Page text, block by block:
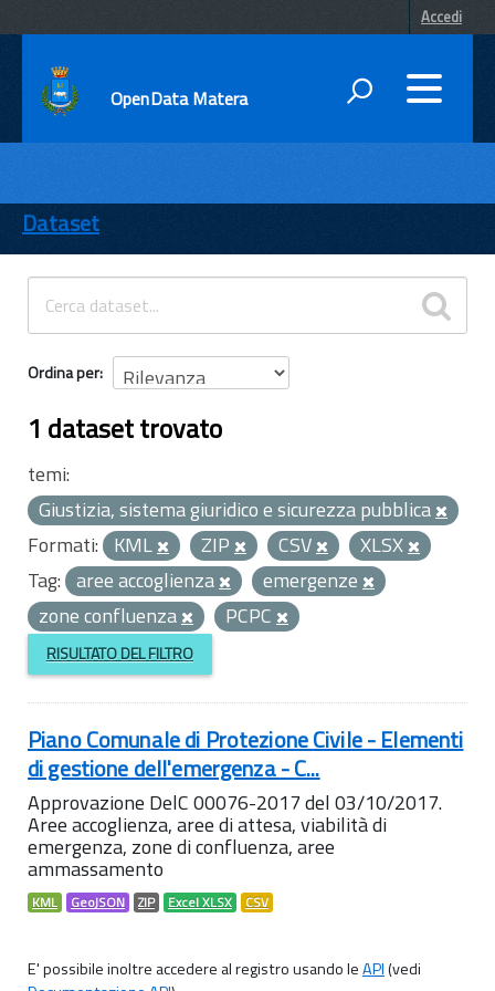
Accedi
OpenData Matera
ENTI
TEMI
INFORMAZIONI
Dataset
Ordina per
1 dataset trovato
temi:
Giustizia, sistema giuridico e sicurezza pubblica
Formati: KML ZIP CSV
XLSX
Tag: aree accoglienza
emergenze
zone confluenza
PCPC
RISULTATO DEL FILTRO
Piano Comunale di Protezione Civile - Elementi
di gestione dell'emergenza - C...
Approvazione DelC 00076-2017 del 03/10/2017.
Aree accoglienza, aree di attesa, viabilità di
emergenza, zone di confluenza, aree
ammassamento
KML GeoJSON ZIP Excel XLSX CSV
E' possibile inoltre accedere al registro usando leAPI(vedi